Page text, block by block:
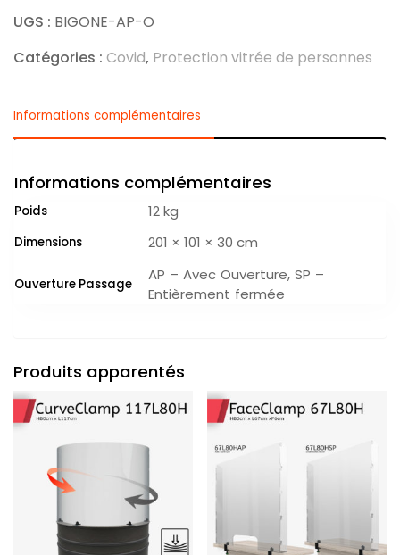
AP
UGS : BIGONE-AP-O
Catégories : Covid, Protection vitrée de personnes
Informations complémentaires
Informations complémentaires
Poids 12 kg
Dimensions 201 × 101 × 30 cm
Ouverture Passage
AP – Avec Ouverture, SP –
Entièrement fermée
Produits apparentés